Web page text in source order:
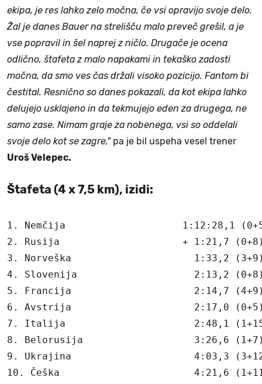
ekipa, je res lahko zelo močna, če vsi opravijo svoje delo.
Žal je danes Bauer na strelišču malo preveč grešil, a je
vse popravil in šel naprej z ničlo. Drugače je ocena
odlično, štafeta z malo napakami in tekaško zadosti
močna, da smo ves čas držali visoko pozicijo. Fantom bi
čestital. Resnično so danes pokazali, da kot ekipa lahko
delujejo usklajeno in da tekmujejo eden za drugega, ne
samo zase. Nimam graje za nobenega, vsi so oddelali
svoje delo kot se zagre,"pa je bil uspeha vesel trener
Uroš Velepec.
Štafeta (4 x 7,5 km), izidi:
1. Nemčija                    1:12:28,1
2. Rusija                     + 1:21,7
3. Norveška                     1:33,2
4. Slovenija                    2:13,2
5. Francija                     2:14,7
6. Avstrija                     2:17,0
7. Italija                      2:48,1
8. Belorusija                   3:26,6
9. Ukrajina                     4:03,3
10. Češka                       4:21,6